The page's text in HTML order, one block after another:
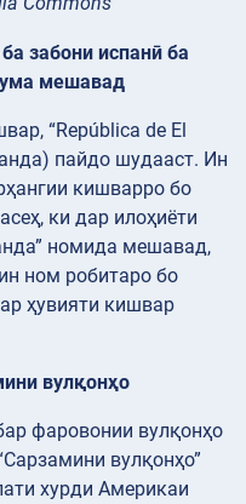
забони испанӣ ба
мешавад
“República de El
пайдо шудааст. Ин
кишварро бо
ки дар илоҳиёти
номида мешавад,
ном робитаро бо
ҳувияти кишвар
вулқонҳо
фаровонии вулқонҳо
вулқонҳо”
хурди Америкаи